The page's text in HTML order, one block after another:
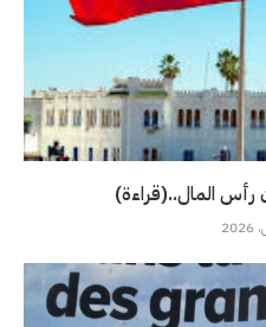
رأس المال..(قراءة)